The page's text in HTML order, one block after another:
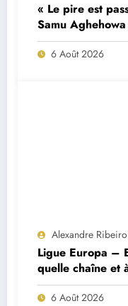
« Le pire est
Samu
Porto ?
6 Août 2026
Alexandre Ribeiro
Ligue Europa –
quelle chaîne et
match ?
6 Août 2026